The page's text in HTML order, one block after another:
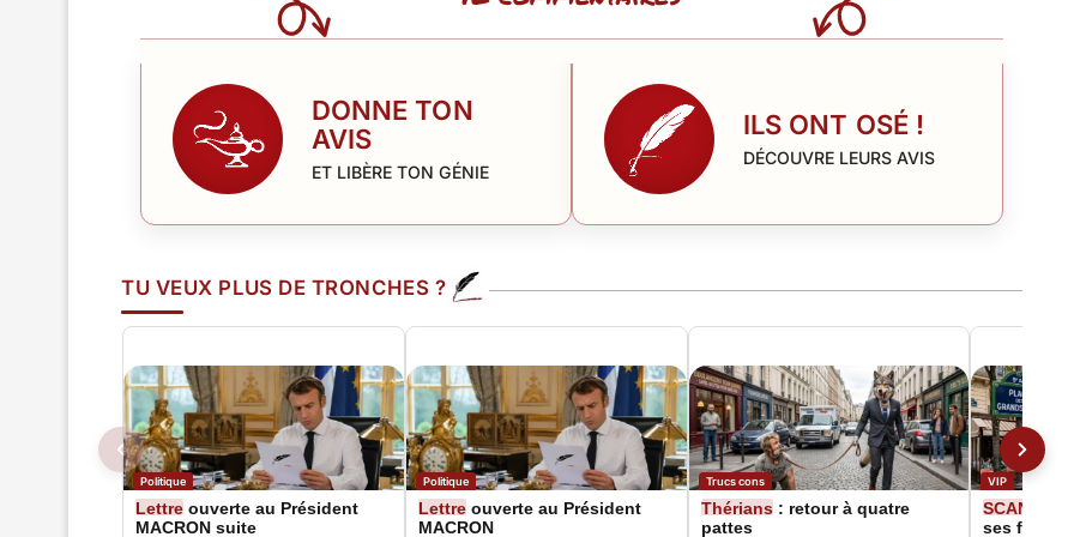
DONNE TON
AVIS
ET LIBÈRE TON GÉNIE
ILS ONT OSÉ !
DÉCOUVRE LEURS AVIS
TU VEUX PLUS DE TRONCHES ?
Politique
Lettre ouverte au Président
MACRON suite
Politique
Lettreouverte au Président
MACRON
Trucs cons
Thérians : retour à quatre
pattes
VIP
SCANDALE
ses fans,